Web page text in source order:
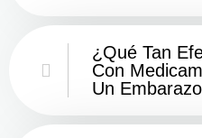
¿Qué Tan
Con
Un